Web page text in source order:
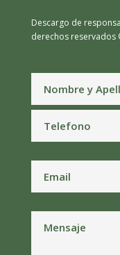
Descargo de
derechos reservados